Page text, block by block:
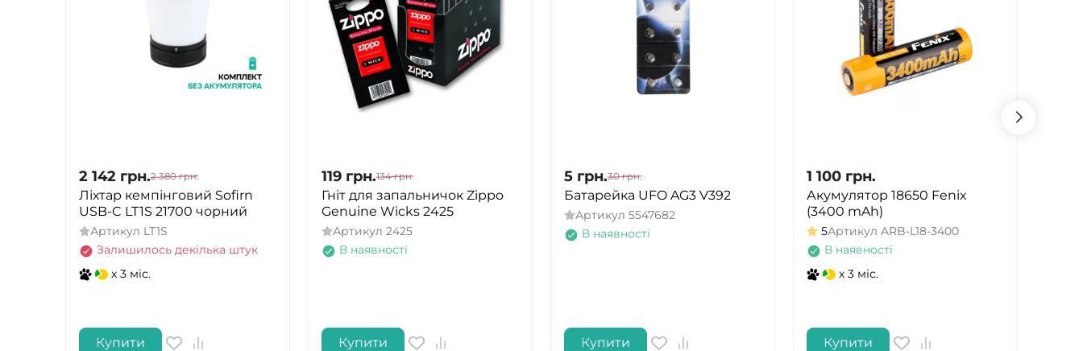
2 142 грн.2 380 грн.
Ліхтар кемпінговий Sofirn
USB-C LT1S 21700 чорний
Артикул LT1S
Залишилось декілька штук
x 3 міс.
Купити
119 грн.134 грн.
Гніт для запальничок Zippo
Genuine Wicks 2425
Артикул 2425
В наявності
Купити
5 грн.30 грн.
Батарейка UFO AG3 V392
Артикул 5547682
В наявності
Купити
1 100 грн.
Акумулятор 18650 Fenix
(3400 mAh)
5Артикул ARB-L18-3400
В наявності
x 3 міс.
Купити